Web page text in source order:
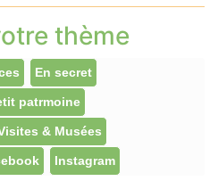
thème
En secret
patrmoine
& Musées
Instagram